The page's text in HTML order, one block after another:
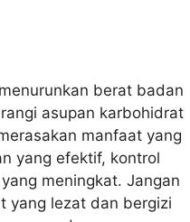
berat badan
asupan karbohidrat
manfaat yang
yang efektif, kontrol
meningkat. Jangan
yang lezat dan bergizi